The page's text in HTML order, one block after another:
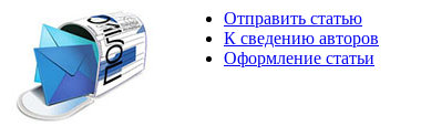
Отправить статью
К сведению авторов
Оформление статьи